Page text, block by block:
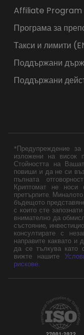
Affiliate Program
Програма за
Такси и лимити
Поддържани
Поддържани
*Предупреждение
изложени на висок
Стойността на
повиши и да не си
пълната
Криптомат не носи
претърпите.
бъдещото
с които сте
внимателно да
състояние,
консултирате с
направите каквато и
да се тълкува като
вижте нашите
рискове.